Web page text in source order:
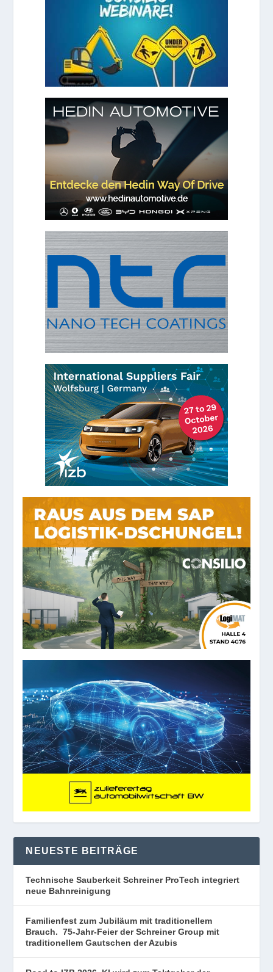
NEUESTE BEITRÄGE
Technische Sauberkeit Schreiner ProTech integriert
neue Bahnreinigung
Familienfest zum Jubiläum mit traditionellem
Brauch. 75-Jahr-Feier der Schreiner Group mit
traditionellem Gautschen der Azubis